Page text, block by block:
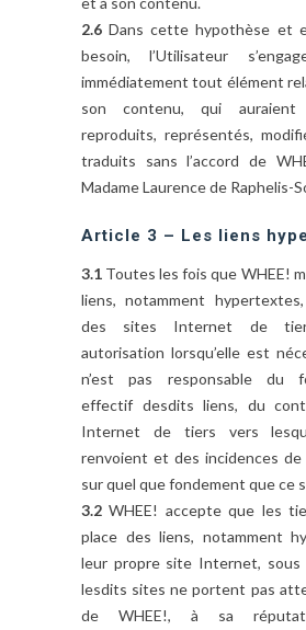
2.6 Dans cette hypothèse et
besoin, l’Utilisateur
immédiatement tout élément
son contenu, qui
reproduits, représentés,
traduits sans l’accord de
Madame Laurence de Raphelis-
Article 3 – Les liens
3.1 Toutes les fois que WHEE!
liens, notamment
des sites Internet de
autorisation lorsqu’elle est
n’est pas responsable du
effectif desdits liens, du
Internet de tiers vers
renvoient et des incidences
sur quel que fondement que ce
3.2 WHEE! accepte que les
place des liens, notamment
leur propre site Internet, sous
lesdits sites ne portent pas
de WHEE!, à sa